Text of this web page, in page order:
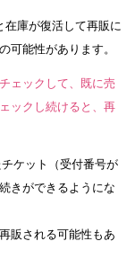
在庫が復活して再販に
可能性があります。
ェックして、既に売
ックし続けると、再
ケット（受付番号が
きができるようにな
販される可能性もあ